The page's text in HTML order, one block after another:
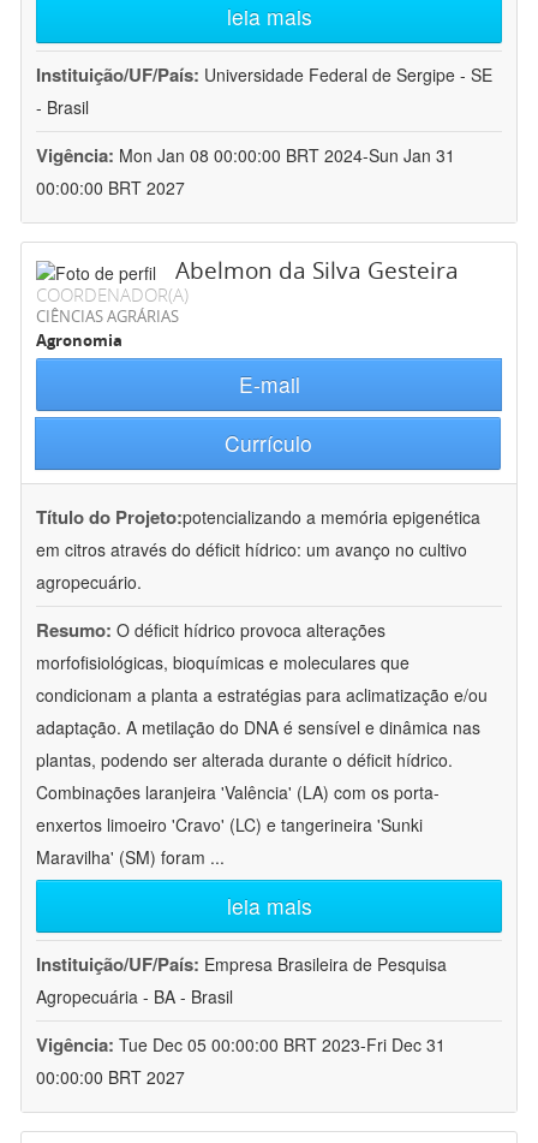
leia mais
Instituição/UF/País: Universidade Federal de Sergipe - SE
- Brasil
Vigência: Mon Jan 08 00:00:00 BRT 2024-Sun Jan 31
00:00:00 BRT 2027
Abelmon da Silva Gesteira
COORDENADOR(A)
CIÊNCIAS AGRÁRIAS
Agronomia
E-mail
Currículo
Título do Projeto:potencializando a memória epigenética
em citros através do déficit hídrico: um avanço no cultivo
agropecuário.
Resumo: O déficit hídrico provoca alterações
morfofisiológicas, bioquímicas e moleculares que
condicionam a planta a estratégias para aclimatização e/ou
adaptação. A metilação do DNA é sensível e dinâmica nas
plantas, podendo ser alterada durante o déficit hídrico.
Combinações laranjeira 'Valência' (LA) com os porta-
enxertos limoeiro 'Cravo' (LC) e tangerineira 'Sunki
Maravilha' (SM) foram ...
leia mais
Instituição/UF/País: Empresa Brasileira de Pesquisa
Agropecuária - BA - Brasil
Vigência: Tue Dec 05 00:00:00 BRT 2023-Fri Dec 31
00:00:00 BRT 2027